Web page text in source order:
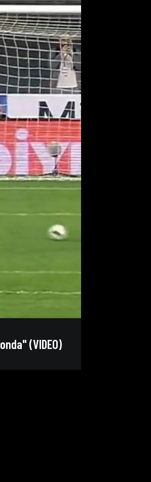
(VIDEO)